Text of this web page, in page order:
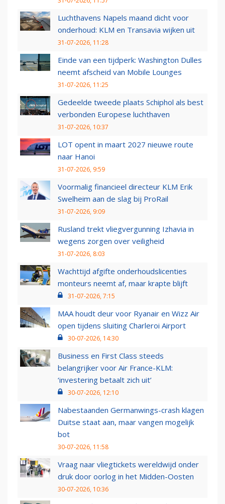
Luchthavens Napels maand dicht voor
onderhoud: KLM en Transavia wijken uit
31-07-2026, 11:28
Einde van een tijdperk: Washington Dulles
neemt afscheid van Mobile Lounges
31-07-2026, 11:25
Gedeelde tweede plaats Schiphol als best
verbonden Europese luchthaven
31-07-2026, 10:37
LOT opent in maart 2027 nieuwe route
naar Hanoi
31-07-2026, 9:59
Voormalig financieel directeur KLM Erik
Swelheim aan de slag bij ProRail
31-07-2026, 9:09
Rusland trekt vliegvergunning Izhavia in
wegens zorgen over veiligheid
31-07-2026, 8:03
Wachttijd afgifte onderhoudslicenties
monteurs neemt af, maar krapte blijft
31-07-2026, 7:15
MAA houdt deur voor Ryanair en Wizz Air
open tijdens sluiting Charleroi Airport
30-07-2026, 14:30
Business en First Class steeds
belangrijker voor Air France-KLM:
‘investering betaalt zich uit’
30-07-2026, 12:10
Nabestaanden Germanwings-crash klagen
Duitse staat aan, maar vangen mogelijk
bot
30-07-2026, 11:58
Vraag naar vliegtickets wereldwijd onder
druk door oorlog in het Midden-Oosten
30-07-2026, 10:36